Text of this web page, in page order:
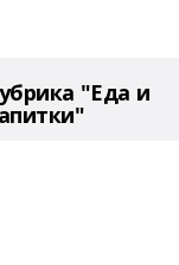
"Еда и